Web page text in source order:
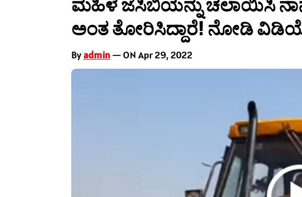
ಮಹಿಳೆ ಜೆಸಿಬಿಯನ್ನು ಚಲಾಯಿಸಿ
ಅಂತ ತೋರಿಸಿದ್ದಾರೆ! ನೋಡಿ
Byadmin — ON Apr 29, 2022